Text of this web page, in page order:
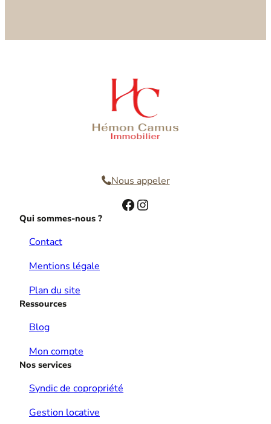
Nous appeler
Facebook Instagram
Qui sommes-nous ?
Contact
Mentions légale
Plan du site
Ressources
Blog
Mon compte
Nos services
Syndic de copropriété
Gestion locative